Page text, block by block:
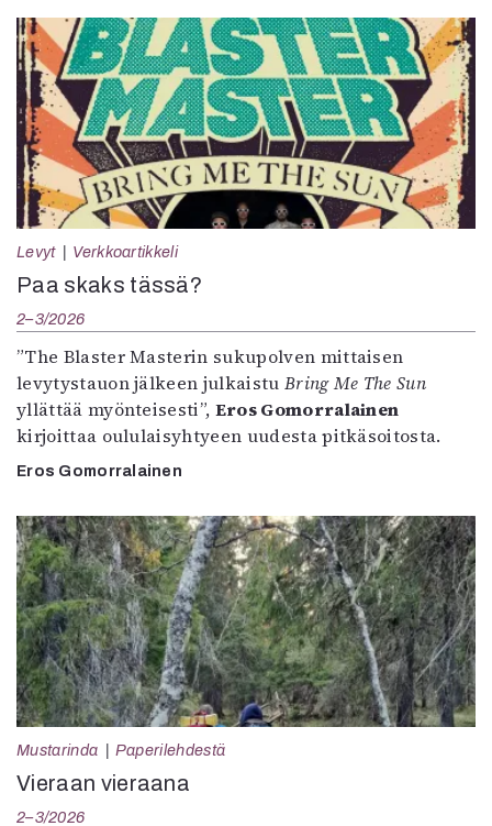
Levyt Verkkoartikkeli
Paa skaks tässä?
2–3/2026
”The Blaster Masterin sukupolven mittaisen
levytystauon jälkeen julkaistu Bring Me The Sun
yllättää myönteisesti”, Eros Gomorralainen
kirjoittaa oululaisyhtyeen uudesta pitkäsoitosta.
Eros Gomorralainen
Mustarinda Paperilehdestä
Vieraan vieraana
2–3/2026